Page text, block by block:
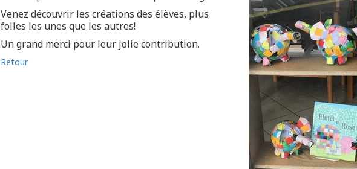
Venez découvrir les créations des élèves, plus
folles les unes que les autres!
Un grand merci pour leur jolie contribution.
Retour